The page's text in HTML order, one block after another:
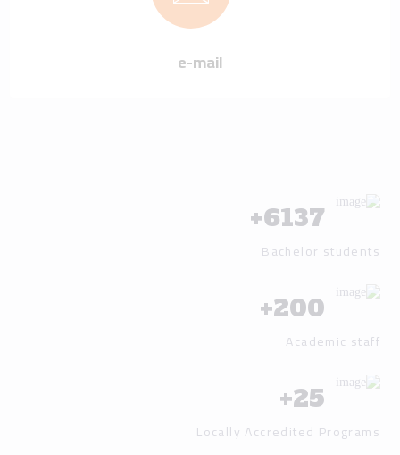
e-mail
6137
+
Bachelor students
200
+
Academic staff
25
+
Locally Accredited Programs